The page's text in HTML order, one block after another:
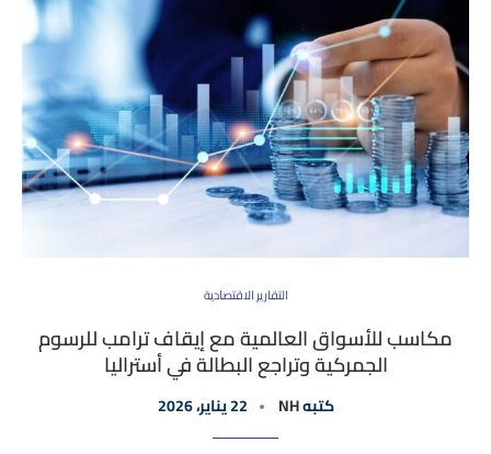
التقارير الاقتصادية
مكاسب للأسواق العالمية مع إيقاف ترامب للرسوم
الجمركية وتراجع البطالة في أستراليا
كتبهNH 22 يناير، 2026